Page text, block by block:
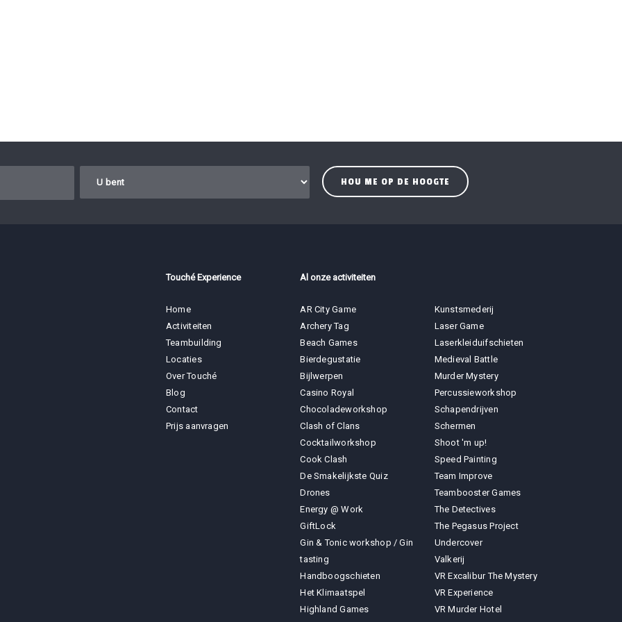
Touché Experience
Home
Activiteiten
Teambuilding
Locaties
Over Touché
Blog
Contact
Prijs aanvragen
Al onze activiteiten
AR City Game
Archery Tag
Beach Games
Bierdegustatie
Bijlwerpen
Casino Royal
Chocoladeworkshop
Clash of Clans
Cocktailworkshop
Cook Clash
De Smakelijkste Quiz
Drones
Energy @ Work
GiftLock
Gin & Tonic workshop / Gin
tasting
Handboogschieten
Het Klimaatspel
Highland Games
Kunstsmederij
Laser Game
Laserkleiduifschieten
Medieval Battle
Murder Mystery
Percussieworkshop
Schapendrijven
Schermen
Shoot 'm up!
Speed Painting
Team Improve
Teambooster Games
The Detectives
The Pegasus Project
Undercover
Valkerij
VR Excalibur The Mystery
VR Experience
VR Murder Hotel